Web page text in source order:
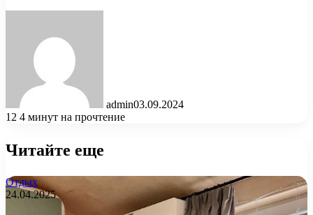
admin03.09.2024
12 4 минут на прочтение
Читайте еще
Отдых
24.04.2025